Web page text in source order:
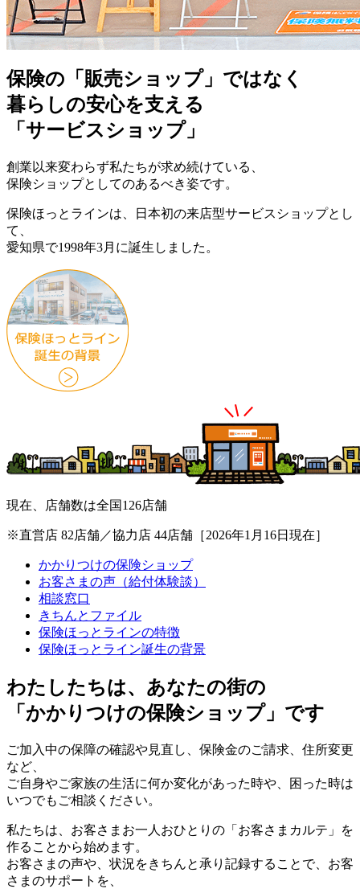
保険の「販売ショップ」ではなく
暮らしの安心を支える
「サービスショップ」
創業以来変わらず私たちが求め続けている、
保険ショップとしてのあるべき姿です。
保険ほっとラインは、日本初の来店型サービスショップとし
て、
愛知県で1998年3月に誕生しました。
現在、店舗数は全国126店舗
※直営店 82店舗／協力店 44店舗［2026年1月16日現在］
かかりつけの保険ショップ
お客さまの声（給付体験談）
相談窓口
きちんとファイル
保険ほっとラインの特徴
保険ほっとライン誕生の背景
わたしたちは、あなたの街の
「かかりつけの保険ショップ」です
ご加入中の保障の確認や見直し、保険金のご請求、住所変更
など、
ご自身やご家族の生活に何か変化があった時や、困った時は
いつでもご相談ください。
私たちは、お客さまお一人おひとりの「お客さまカルテ」を
作ることから始めます。
お客さまの声や、状況をきちんと承り記録することで、お客
さまのサポートを、